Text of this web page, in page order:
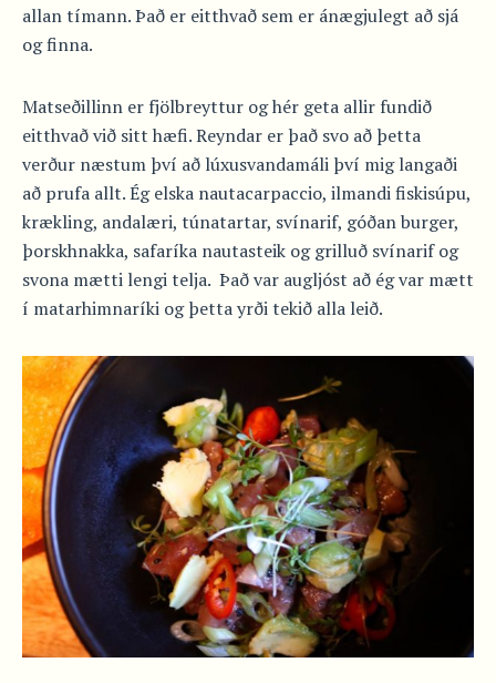
allan tímann. Það er eitthvað sem er ánægjulegt að sjá
og finna.
Matseðillinn er fjölbreyttur og hér geta allir fundið
eitthvað við sitt hæfi. Reyndar er það svo að þetta
verður næstum því að lúxusvandamáli því mig langaði
að prufa allt. Ég elska nautacarpaccio, ilmandi fiskisúpu,
krækling, andalæri, túnatartar, svínarif, góðan burger,
þorskhnakka, safaríka nautasteik og grilluð svínarif og
svona mætti lengi telja. Það var augljóst að ég var mætt
í matarhimnaríki og þetta yrði tekið alla leið.